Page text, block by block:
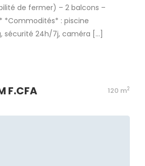
de fermer) – 2 balcons –
*Commodités* : piscine
sécurité 24h/7j, caméra […]
F.CFA 120 m2